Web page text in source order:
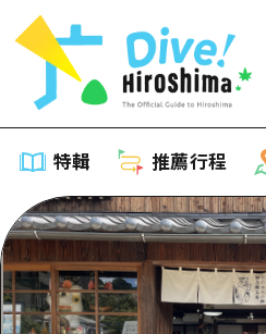
特輯 推薦行程
特輯
列表
推薦行程